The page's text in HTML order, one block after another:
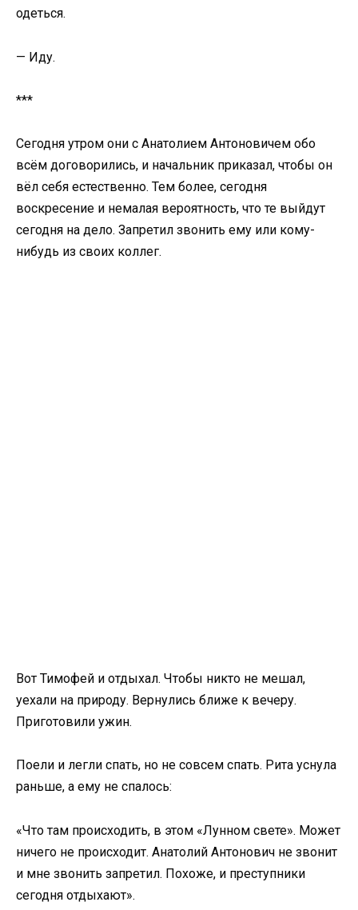
одеться.
— Иду.
***
Сегодня утром они с Анатолием Антоновичем обо
всём договорились, и начальник приказал, чтобы он
вёл себя естественно. Тем более, сегодня
воскресение и немалая вероятность, что те выйдут
сегодня на дело. Запретил звонить ему или кому-
нибудь из своих коллег.
Вот Тимофей и отдыхал. Чтобы никто не мешал,
уехали на природу. Вернулись ближе к вечеру.
Приготовили ужин.
Поели и легли спать, но не совсем спать. Рита уснула
раньше, а ему не спалось:
«Что там происходить, в этом «Лунном свете». Может
ничего не происходит. Анатолий Антонович не звонит
и мне звонить запретил. Похоже, и преступники
сегодня отдыхают».